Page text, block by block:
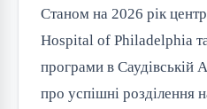
Станом на 2026 рік
Hospital of Philadelphia та
програми в Саудівській
про успішні розділення